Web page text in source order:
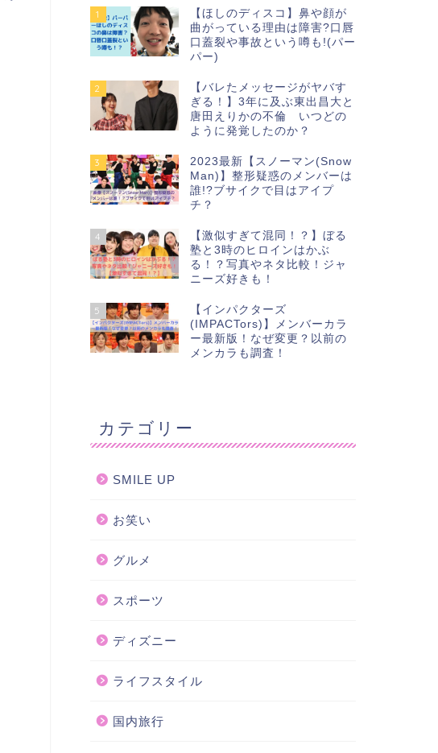
1
【ほしのディスコ】鼻や顔が
曲がっている理由は障害?口唇
口蓋裂や事故という噂も!(パー
パー)
2
【バレたメッセージがヤバす
ぎる！】3年に及ぶ東出昌大と
唐田えりかの不倫 いつどの
ように発覚したのか？
3
2023最新【スノーマン(Snow
Man)】整形疑惑のメンバーは
誰!?ブサイクで目はアイプ
チ？
4
【激似すぎて混同！？】ぼる
塾と3時のヒロインはかぶ
る！？写真やネタ比較！ジャ
ニーズ好きも！
5
【インパクターズ
(IMPACTors)】メンバーカラ
ー最新版！なぜ変更？以前の
メンカラも調査！
カテゴリー
SMILE UP
お笑い
グルメ
スポーツ
ディズニー
ライフスタイル
国内旅行